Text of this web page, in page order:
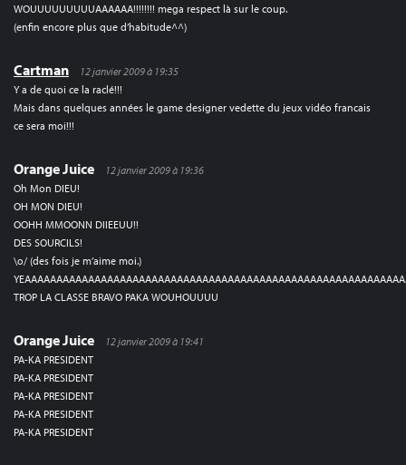
WOUUUUUUUUUAAAAAA!!!!!!!! mega respect là sur le coup.
(enfin encore plus que d’habitude^^)
Cartman
12 janvier 2009 à 19:35
Y a de quoi ce la raclé!!!
Mais dans quelques années le game designer vedette du jeux vidéo francais
ce sera moi!!!
Orange Juice
12 janvier 2009 à 19:36
Oh Mon DIEU!
OH MON DIEU!
OOHH MMOONN DIIEEUU!!
DES SOURCILS!
\o/ (des fois je m’aime moi.)
TROP LA CLASSE BRAVO PAKA WOUHOUUUU
Orange Juice
12 janvier 2009 à 19:41
PA-KA PRESIDENT
PA-KA PRESIDENT
PA-KA PRESIDENT
PA-KA PRESIDENT
PA-KA PRESIDENT